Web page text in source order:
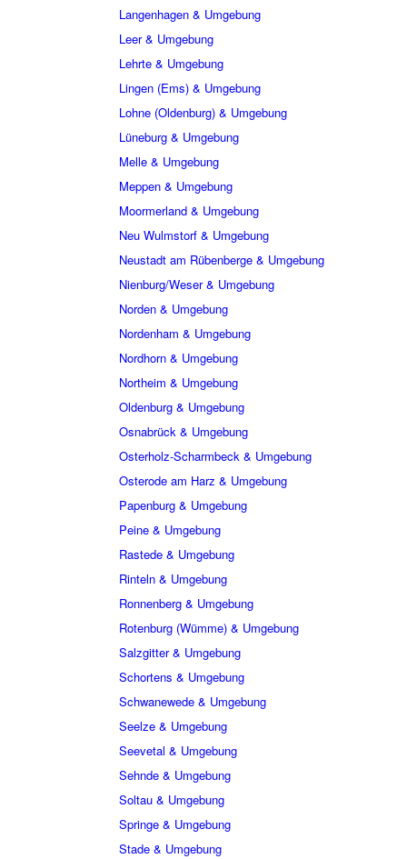
Langenhagen & Umgebung
Leer & Umgebung
Lehrte & Umgebung
Lingen (Ems) & Umgebung
Lohne (Oldenburg) & Umgebung
Lüneburg & Umgebung
Melle & Umgebung
Meppen & Umgebung
Moormerland & Umgebung
Neu Wulmstorf & Umgebung
Neustadt am Rübenberge & Umgebung
Nienburg/Weser & Umgebung
Norden & Umgebung
Nordenham & Umgebung
Nordhorn & Umgebung
Northeim & Umgebung
Oldenburg & Umgebung
Osnabrück & Umgebung
Osterholz-Scharmbeck & Umgebung
Osterode am Harz & Umgebung
Papenburg & Umgebung
Peine & Umgebung
Rastede & Umgebung
Rinteln & Umgebung
Ronnenberg & Umgebung
Rotenburg (Wümme) & Umgebung
Salzgitter & Umgebung
Schortens & Umgebung
Schwanewede & Umgebung
Seelze & Umgebung
Seevetal & Umgebung
Sehnde & Umgebung
Soltau & Umgebung
Springe & Umgebung
Stade & Umgebung